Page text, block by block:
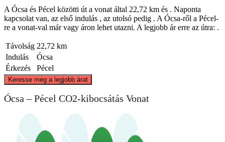
A Ócsa és Pécel közötti út a vonat által 22,72 km és . Naponta
kapcsolat van, az első indulás , az utolsó pedig . A Ócsa-ről a Pécel-
re a vonat-val már vagy áron lehet utazni. A legjobb ár erre az útra: .
Távolság 22,72 km
Indulás
Ócsa
Érkezés
Pécel
Keresse meg a legjobb árat
Ócsa – Pécel CO2-kibocsátás Vonat